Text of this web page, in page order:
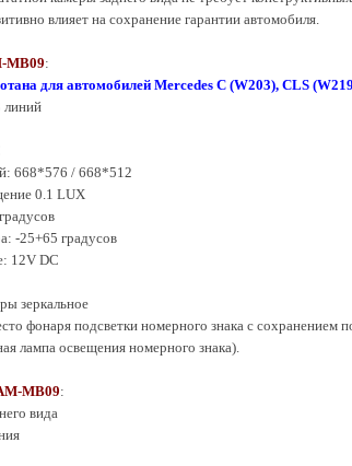
влияет на сохранение гарантии автомобиля.
MB09:
для автомобилей Mercedes С (W203), CLS
668*576 / 668*512
0.1 LUX
-25+65 градусов
12V DC
зеркальное
фонаря подсветки номерного знака с сохранением
лампа освещения номерного знака).
MB09:
вида